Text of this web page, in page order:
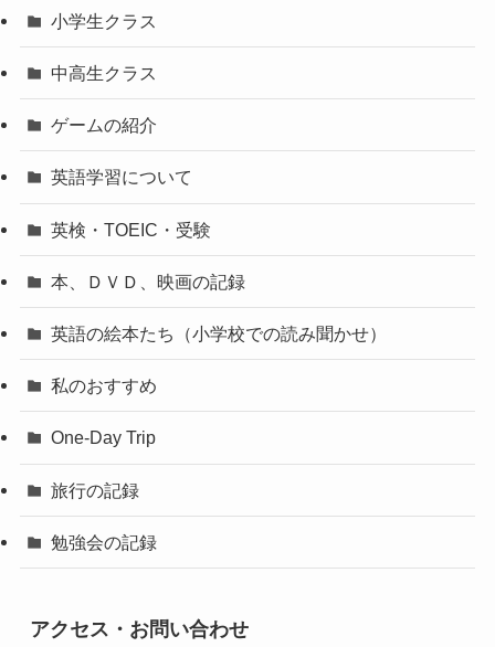
小学生クラス
中高生クラス
ゲームの紹介
英語学習について
英検・TOEIC・受験
本、ＤＶＤ、映画の記録
英語の絵本たち（小学校での読み聞かせ）
私のおすすめ
One-Day Trip
旅行の記録
勉強会の記録
アクセス・お問い合わせ